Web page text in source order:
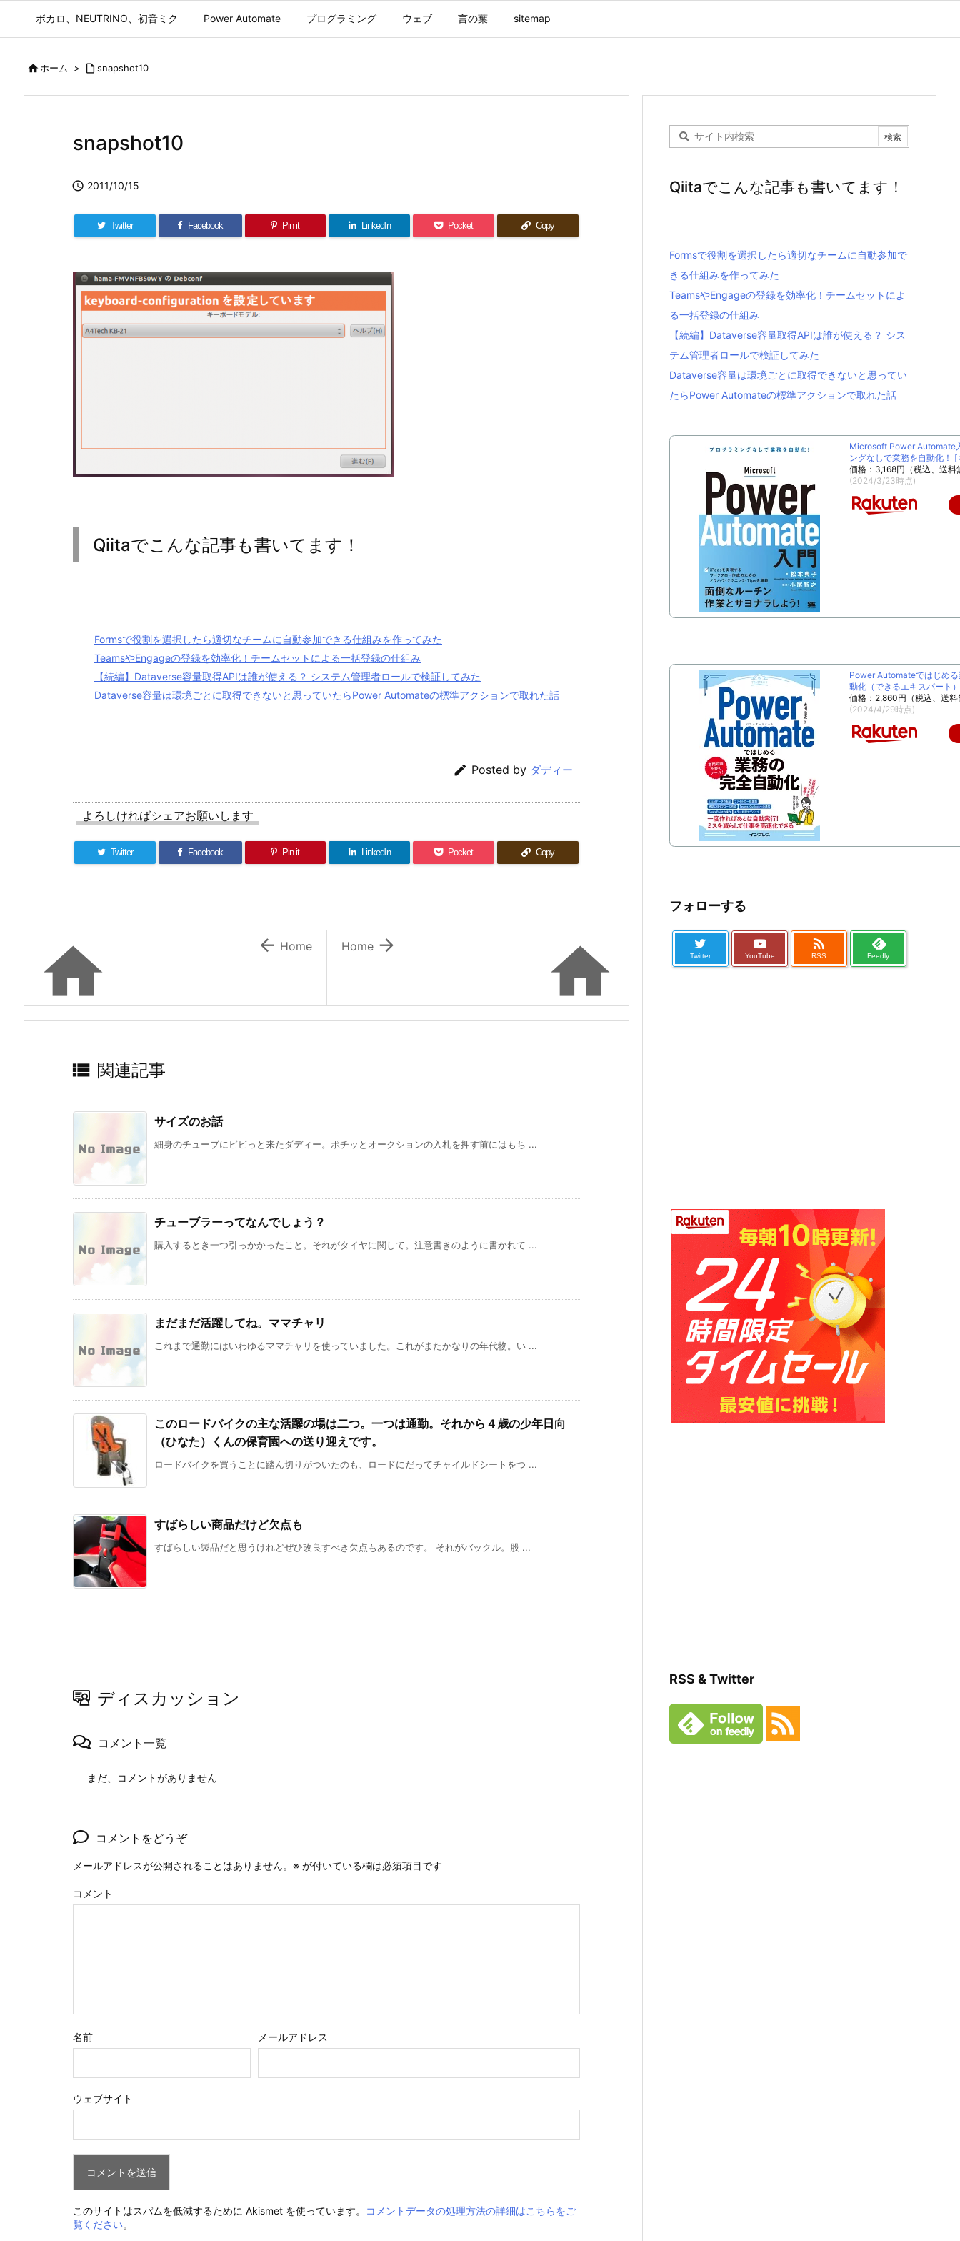
ボカロ、NEUTRINO、初音ミク Power Automate プログラミング ウェブ 言の葉 sitemap
ホーム >  snapshot10
snapshot10
 2011/10/15
Twitter Facebook Pin it LinkedIn Pocket Copy
Qiitaでこんな記事も書いてます！
Formsで役割を選択したら適切なチームに自動参加できる仕組みを作ってみた
TeamsやEngageの登録を効率化！チームセットによる一括登録の仕組み
【続編】Dataverse容量取得APIは誰が使える？ システム管理者ロールで検証してみた
Dataverse容量は環境ごとに取得できないと思っていたらPower Automateの標準アクションで取れた話
 Posted by ダディー
よろしければシェアお願いします
Twitter Facebook Pin it LinkedIn Pocket Copy


Home
  Home
 関連記事
サイズのお話
細身のチューブにビビっと来たダディー。ポチッとオークションの入札を押す前にはもち ...
チューブラーってなんでしょう？
購入するとき一つ引っかかったこと。それがタイヤに関して。注意書きのように書かれて ...
まだまだ活躍してね。ママチャリ
これまで通勤にはいわゆるママチャリを使っていました。これがまたかなりの年代物。い ...
このロードバイクの主な活躍の場は二つ。一つは通勤。それから４歳の少年日向
（ひなた）くんの保育園への送り迎えです。
ロードバイクを買うことに踏ん切りがついたのも、ロードにだってチャイルドシートをつ ...
すばらしい商品だけど欠点も
すばらしい製品だと思うけれどぜひ改良すべき欠点もあるのです。 それがバックル。股 ...
ディスカッション
コメント一覧
まだ、コメントがありません
コメントをどうぞ
メールアドレスが公開されることはありません。 ※ が付いている欄は必須項目です
コメント
名前 メールアドレス
ウェブサイト
このサイトはスパムを低減するために Akismet を使っています。
コメントデータの処理方法の詳細はこちらをご
覧ください。
Qiitaでこんな記事も書いてます！
Formsで役割を選択したら適切なチームに自動参加で
きる仕組みを作ってみた
TeamsやEngageの登録を効率化！チームセットによ
る一括登録の仕組み
【続編】Dataverse容量取得APIは誰が使える？ シス
テム管理者ロールで検証してみた
Dataverse容量は環境ごとに取得できないと思ってい
たらPower Automateの標準アクションで取れた話
Microsoft Power Automate
ングなしで業務を自動化！ [
価格：3,168円（税込、送料
(2024/3/23時点)
Power Automateではじめ
動化（できるエキスパート
価格：2,860円（税込、送料
(2024/4/29時点)
フォローする
Twitter YouTube

RSS Feedly
RSS & Twitter